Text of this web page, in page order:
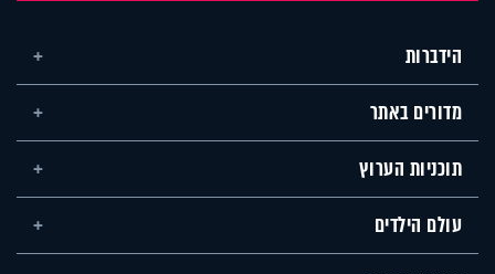
הידברות
מדורים באתר
תוכניות הערוץ
עולם הילדים